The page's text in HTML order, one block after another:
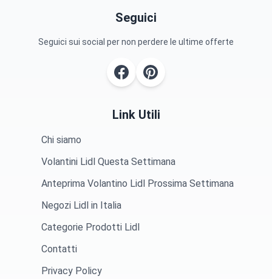
Seguici
Seguici sui social per non perdere le ultime offerte
Link Utili
Chi siamo
Volantini Lidl Questa Settimana
Anteprima Volantino Lidl Prossima Settimana
Negozi Lidl in Italia
Categorie Prodotti Lidl
Contatti
Privacy Policy